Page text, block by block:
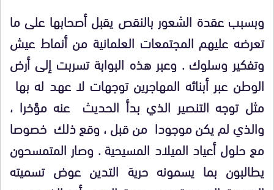
وبسبب عقدة الشعور بالنقص يقبل أصحابها على ما
تعرضه عليهم المجتمعات العلمانية من أنماط عيش
وتفكير وسلوك . وعبر هذه البوابة تسربت إلى أرض
الوطن عبر أبنائه المهاجرين توجهات لا عهد له بها
مثل توجه التنصير الذي بدأ الحديث عنه مؤخرا ،
والذي لم يكن موجودا من قبل ، وقع ذلك خصوصا
مع حلول أعياد الميلاد المسيحية . وصار المتمسحون
يطالبون بما يسمونه حرية التدين عوض تسميته